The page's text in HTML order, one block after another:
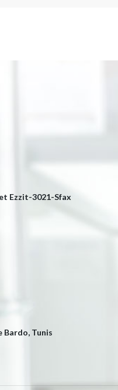
Ezzit-3021-Sfax
Bardo, Tunis